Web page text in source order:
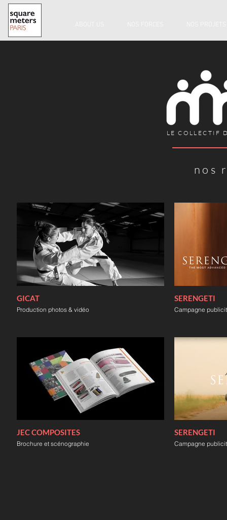
LE COLLECTIF
nos
GICAT
Production photos & vidéo
SERENGETI
Campagne
JEC COMPOSITES
Brochure et scénographie
SERENGETI
Campagne